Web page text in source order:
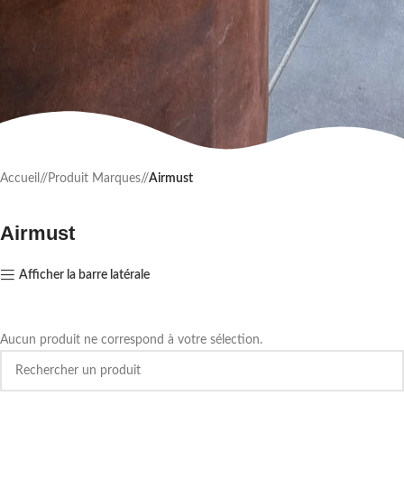
Accueil / Produit Marques/ Airmust
Airmust
Afficher la barre latérale
Aucun produit ne correspond à votre sélection.